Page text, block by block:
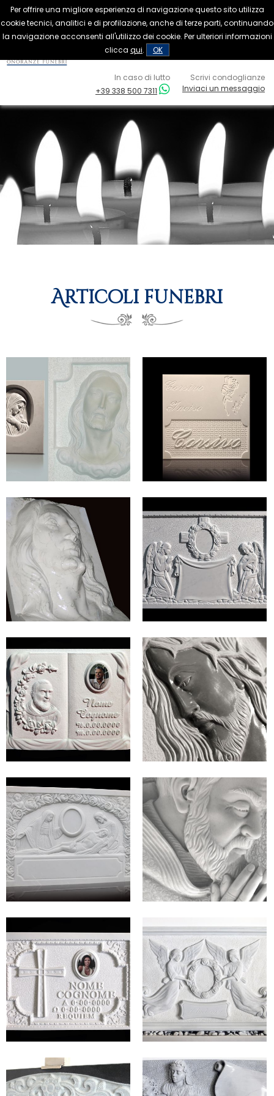
Per offrire una migliore esperienza di navigazione questo sito utilizza
cookie tecnici, analitici e di profilazione, anche di terze parti, continuando
la navigazione acconsenti all'utilizzo dei cookie. Per ulteriori informazioni
clicca qui. OK
Onoranze funebri Carovigno(Brindisi)
In caso di lutto
+39 338 500 7311
Scrivi condoglianze
Inviaci un messaggio
Articoli funebri